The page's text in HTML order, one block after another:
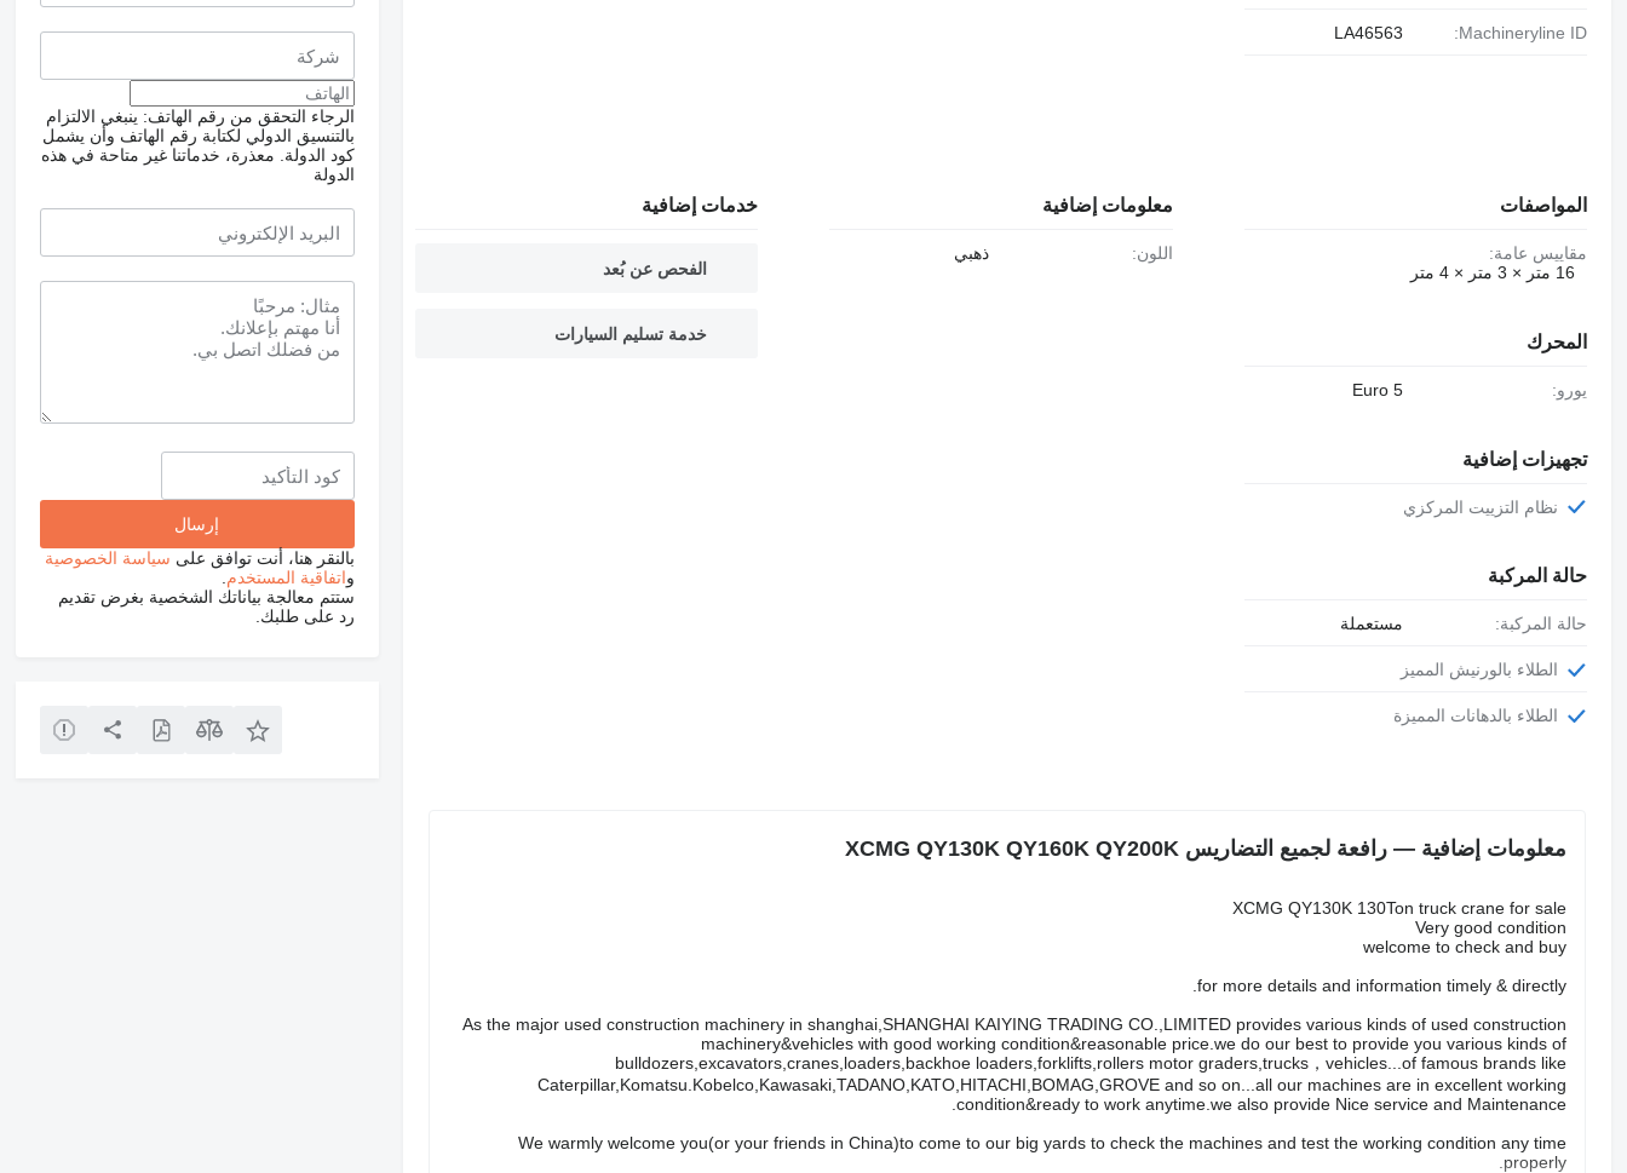
Machineryline ID:
LA46563
المواصفات
مقاييس عامة:
16 متر × 3 متر × 4 متر
المحرك
يورو: Euro 5
تجهيزات إضافية
نظام التزييت المركزي
حالة المركبة
حالة المركبة: مستعملة
الطلاء بالورنيش المميز
الطلاء بالدهانات المميزة
معلومات إضافية
اللون: ذهبي
خدمات إضافية
الفحص عن بُعد
خدمة تسليم السيارات
معلومات إضافية — رافعة لجميع التضاريس XCMG QY130K QY160K QY200K
XCMG QY130K 130Ton truck crane for sale
Very good condition
welcome to check and buy
for more details and information timely & directly.
As the major used construction machinery in shanghai,SHANGHAI KAIYING TRADING CO.,LIMITED provides various kinds of used construction
machinery&vehicles with good working condition&reasonable price.we do our best to provide you various kinds of
bulldozers,excavators,cranes,loaders,backhoe loaders,forklifts,rollers motor graders,trucks，vehicles...of famous brands like
Caterpillar,Komatsu.Kobelco,Kawasaki,TADANO,KATO,HITACHI,BOMAG,GROVE and so on...all our machines are in excellent working
condition&ready to work anytime.we also provide Nice service and Maintenance.
We warmly welcome you(or your friends in China)to come to our big yards to check the machines and test the working condition any time
properly.
الرجاء التحقق من رقم الهاتف: ينبغي الالتزام
بالتنسيق الدولي لكتابة رقم الهاتف وأن يشمل
كود الدولة.
معذرة، خدماتنا غير متاحة في هذه
الدولة
بالنقر هنا، أنت توافق على سياسة الخصوصية
واتفاقية المستخدم
ستتم معالجة بياناتك الشخصية بغرض تقديم
رد على طلبك.